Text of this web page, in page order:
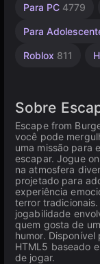
Para PC 4779
Para
Roblox 811
Colecionismo
Agilidade
Mesa e
5168
Jump
94
Alta
3569
Russos
Infantis
Navegador
Unity
3172
Sobre
Escape from
você pode
uma missão para
escapar. Jogue
na atmosfera
projetado para
experiência
terror
jogabilidade
quem gosta de
humor.
HTML5 baseado
de jogar.